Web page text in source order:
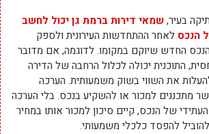
בעיר,שמאי דירות ברמת גן יכול לחשב
הנכסלאחר ההתחדשות העירונית ולספק
הנכס החדש שיוקם במקומו. לדוגמה, אם מדובר
התוכנית יכולה לכלול הרחבה של הדירה
את השווי בשוק משמעותית. הערכה
מתכננים למכור או להשקיע בנכס. בלי הערכה
של הנכס, קיים סיכון למכור אותו במחיר
להפסד כלכלי משמעותי.